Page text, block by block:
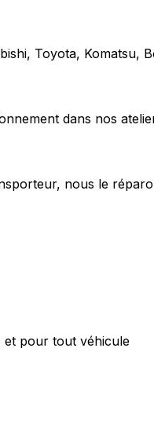
Toyota, Komatsu,
dans nos
nous le
et pour tout véhicule